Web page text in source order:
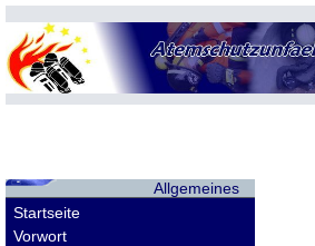
Allgemeines
Startseite
Vorwort